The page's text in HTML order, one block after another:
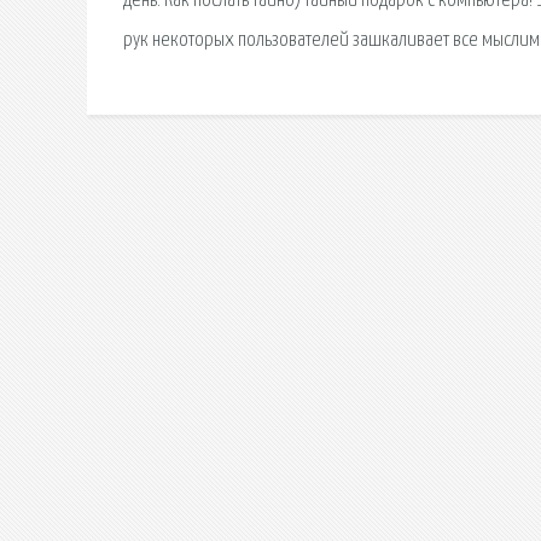
рук некоторых пользователей зашкаливает все